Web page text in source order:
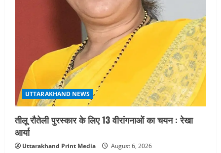
UTTARAKHAND NEWS
तीलू रौतेली पुरस्कार के लिए 13 वीरांगनाओं का चयन : रेखा
आर्या
Uttarakhand Print Media August 6, 2026